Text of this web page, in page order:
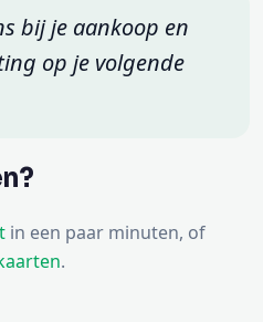
bij je aankoop en
op je volgende
in een paar minuten, of
.